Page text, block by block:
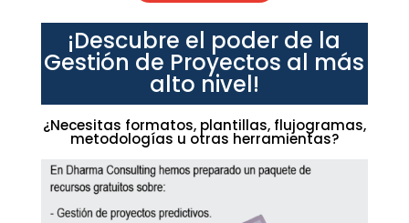
¡Descubre el poder de la
Gestión de Proyectos al más
alto nivel!
¿Necesitas formatos, plantillas, flujogramas,
metodologías u otras herramientas?